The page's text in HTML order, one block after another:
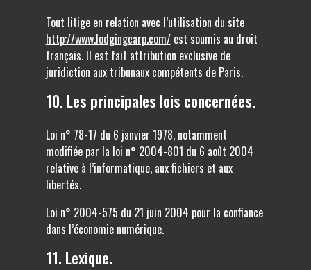
Tout litige en relation avec l’utilisation du site
http://www.lodgingcarp.com/est soumis au droit
français. Il est fait attribution exclusive de
juridiction aux tribunaux compétents de Paris.
10. Les principales lois concernées.
Loi n° 78-17 du 6 janvier 1978, notamment
modifiée par la loi n° 2004-801 du 6 août 2004
relative à l’informatique, aux fichiers et aux
libertés.
Loi n° 2004-575 du 21 juin 2004 pour la confiance
dans l’économie numérique.
11. Lexique.